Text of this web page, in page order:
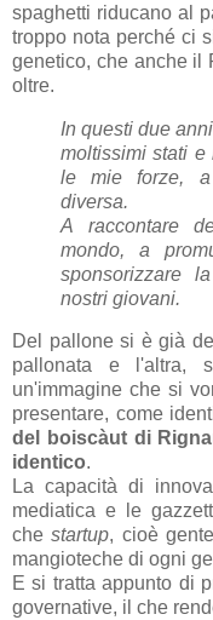
spaghetti riducano al
troppo nota perché ci
genetico, che anche il
oltre.
In questi due
moltissimi stati e
le mie forze, a
diversa.
A raccontare
mondo, a
sponsorizzare
nostri giovani.
Del pallone si è già
pallonata e l'altra,
un'immagine che si
presentare, come
del boiscàut di
identico.
La capacità di
mediatica e le
chestartup, cioè
mangioteche di ogni
E si tratta appunto di
governative, il che